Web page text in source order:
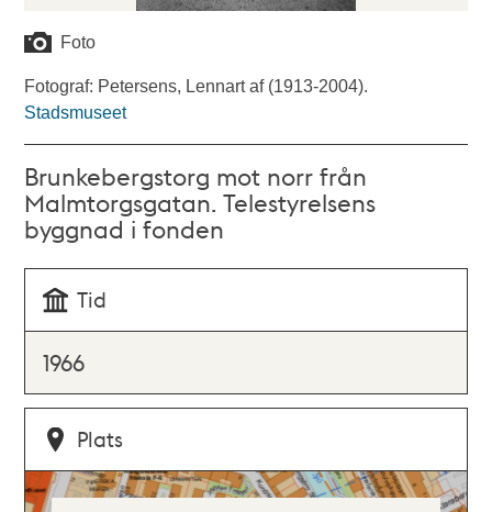
Foto
Fotograf: Petersens, Lennart af (1913-2004).
Stadsmuseet
Brunkebergstorg mot norr från
Malmtorgsgatan. Telestyrelsens
byggnad i fonden
Tid
1966
Plats